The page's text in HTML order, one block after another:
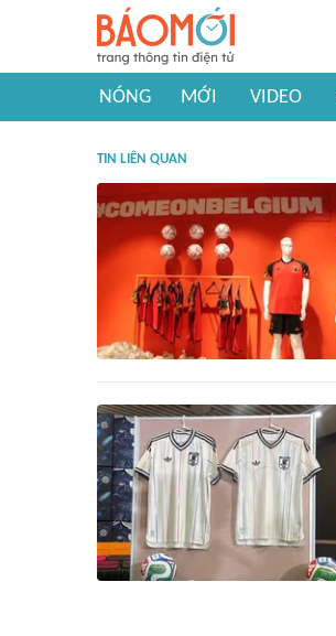
NÓNG MỚI VIDEO
TIN LIÊN QUAN